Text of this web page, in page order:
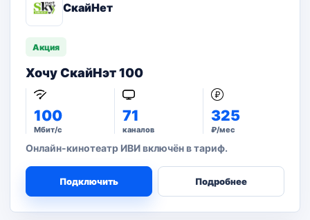
СкайНет
Акция
Хочу СкайНэт 100
100
Мбит/с
71
каналов
325
₽/мес
Онлайн-кинотеатр ИВИ включён в тариф.
Подключить Подробнее